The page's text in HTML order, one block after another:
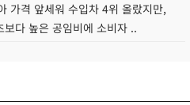
가격 앞세워 수입차 4위 올랐지만,
보다 높은 공임비에 소비자 ..